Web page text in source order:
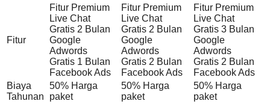
Fitur
Fitur Premium
Live Chat
Gratis 2 Bulan
Google
Adwords
Gratis 1 Bulan
Facebook Ads
Fitur Premium
Live Chat
Gratis 2 Bulan
Google
Adwords
Gratis 2 Bulan
Facebook Ads
Fitur Premium
Live Chat
Gratis 3 Bulan
Google
Adwords
Gratis 2 Bulan
Facebook Ads
Biaya
Tahunan
50% Harga
paket
50% Harga
paket
50% Harga
paket